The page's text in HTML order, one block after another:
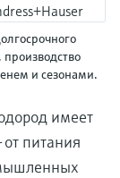
и сезонами.
имеет
питания